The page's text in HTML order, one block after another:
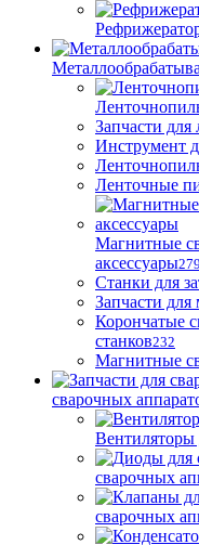
Запчасти
Инструмент
Ленточные
Магнитные
аксессуары279
Станки для
Запчасти
Корончатые
станков232
Магнитные
сварочных
Вентиляторы
сварочных
сварочных